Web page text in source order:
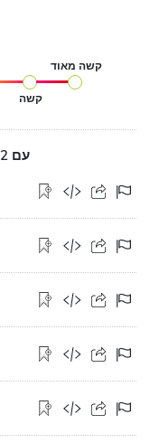
קשה
קשה מאוד
הגייה על Theo Francken עם 22 הגייה אודיו